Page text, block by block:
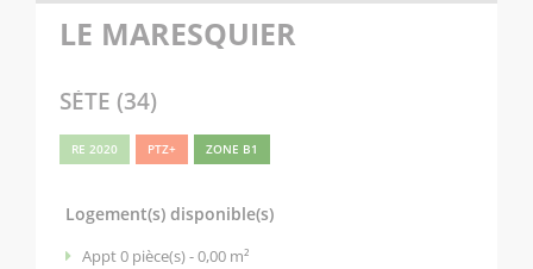
LE MARESQUIER
SÈTE (34)
RE 2020 PTZ+ ZONE B1
Logement(s) disponible(s)
Appt 0 pièce(s) - 0,00 m²